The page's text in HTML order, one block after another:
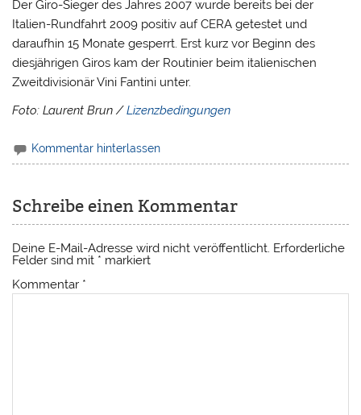
Der Giro-Sieger des Jahres 2007 wurde bereits bei der
Italien-Rundfahrt 2009 positiv auf CERA getestet und
daraufhin 15 Monate gesperrt. Erst kurz vor Beginn des
diesjährigen Giros kam der Routinier beim italienischen
Zweitdivisionär Vini Fantini unter.
Foto: Laurent Brun /Lizenzbedingungen
Kommentar hinterlassen
Schreibe einen Kommentar
Deine E-Mail-Adresse wird nicht veröffentlicht. Erforderliche
Felder sind mit * markiert
Kommentar *